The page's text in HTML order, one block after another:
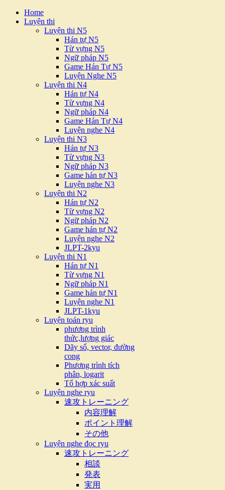
Home
Luyện thi
Luyện thi N5
Hán tự N5
Từ vựng N5
Ngữ pháp N5
Game Hán Tự N5
Luyện Nghe N5
Luyện thi N4
Hán tự N4
Từ vựng N4
Ngữ pháp N4
Game Hán Tự N4
Luyện nghe N4
Luyện thi N3
Hán tự N3
Từ vựng N3
Ngữ pháp N3
Game hán tự N3
Luyện nghe N3
Luyện thi N2
Hán tự N2
Từ vựng N2
Ngữ pháp N2
Game hán tự N2
Luyện nghe N2
JLPT-2kyu
Luyện thi N1
Hán tự N1
Từ vựng N1
Ngữ pháp N1
Game hán tự N1
Luyện nghe N1
JLPT-1kyu
Luyện toán ryu
phương trình
thức,lượng giác
Dãy số, vector, đường
cong
Phương trình tích
phân, logarit
Tổ hợp xác suất
Luyện nghe ryu
速攻トレーニング
内容理解
ポイント理解
その他
Luyện nghe đọc ryu
速攻トレーニング
相談
発表
実用